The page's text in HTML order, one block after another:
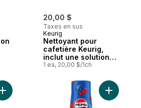
20,00 $
Taxes en sus
Keurig
Nettoyant pour
cafetière Keurig,
inclut une solution
de détartrage de 14
1 ea, 20,00 $/1ch
Ajouter Mélange pour boisson 7UP® au